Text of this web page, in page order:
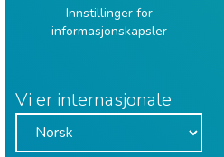
Innstillinger for
informasjonskapsler
Vi er internasjonale